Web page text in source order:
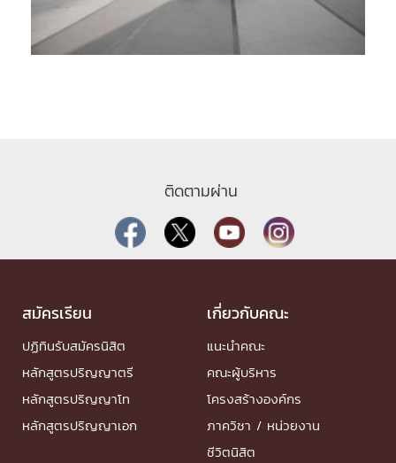
ติดตามผ่าน
สมัครเรียน
ปฏิทินรับสมัครนิสิต
หลักสูตรปริญญาตรี
หลักสูตรปริญญาโท
หลักสูตรปริญญาเอก
เกี่ยวกับคณะ
แนะนำคณะ
คณะผู้บริหาร
โครงสร้างองค์กร
ภาควิชา / หน่วยงาน
ชีวิตนิสิต